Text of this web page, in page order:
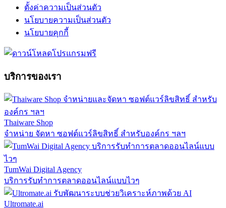
ตั้งค่าความเป็นส่วนตัว
นโยบายความเป็นส่วนตัว
นโยบายคุกกี้
บริการของเรา
Thaiware Shop
จำหน่าย จัดหา ซอฟต์แวร์ลิขสิทธิ์ สำหรับองค์กร ฯลฯ
TumWai Digital Agency
บริการรับทำการตลาดออนไลน์แบบไวๆ
Ultromate.ai